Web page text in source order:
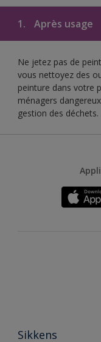
1. Après usage
Ne jetez pas de
vous nettoyez des
peinture dans votre
ménagers
gestion des déchets.
Sikkens